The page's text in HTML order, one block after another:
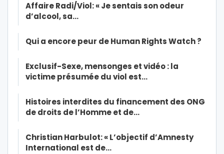
Affaire Radi/Viol: « Je sentais son odeur
d’alcool, sa…
Qui a encore peur de Human Rights Watch ?
Exclusif-Sexe, mensonges et vidéo : la
victime présumée du viol est…
Histoires interdites du financement des ONG
de droits de l’Homme et de…
Christian Harbulot: « L’objectif d’Amnesty
International est de…